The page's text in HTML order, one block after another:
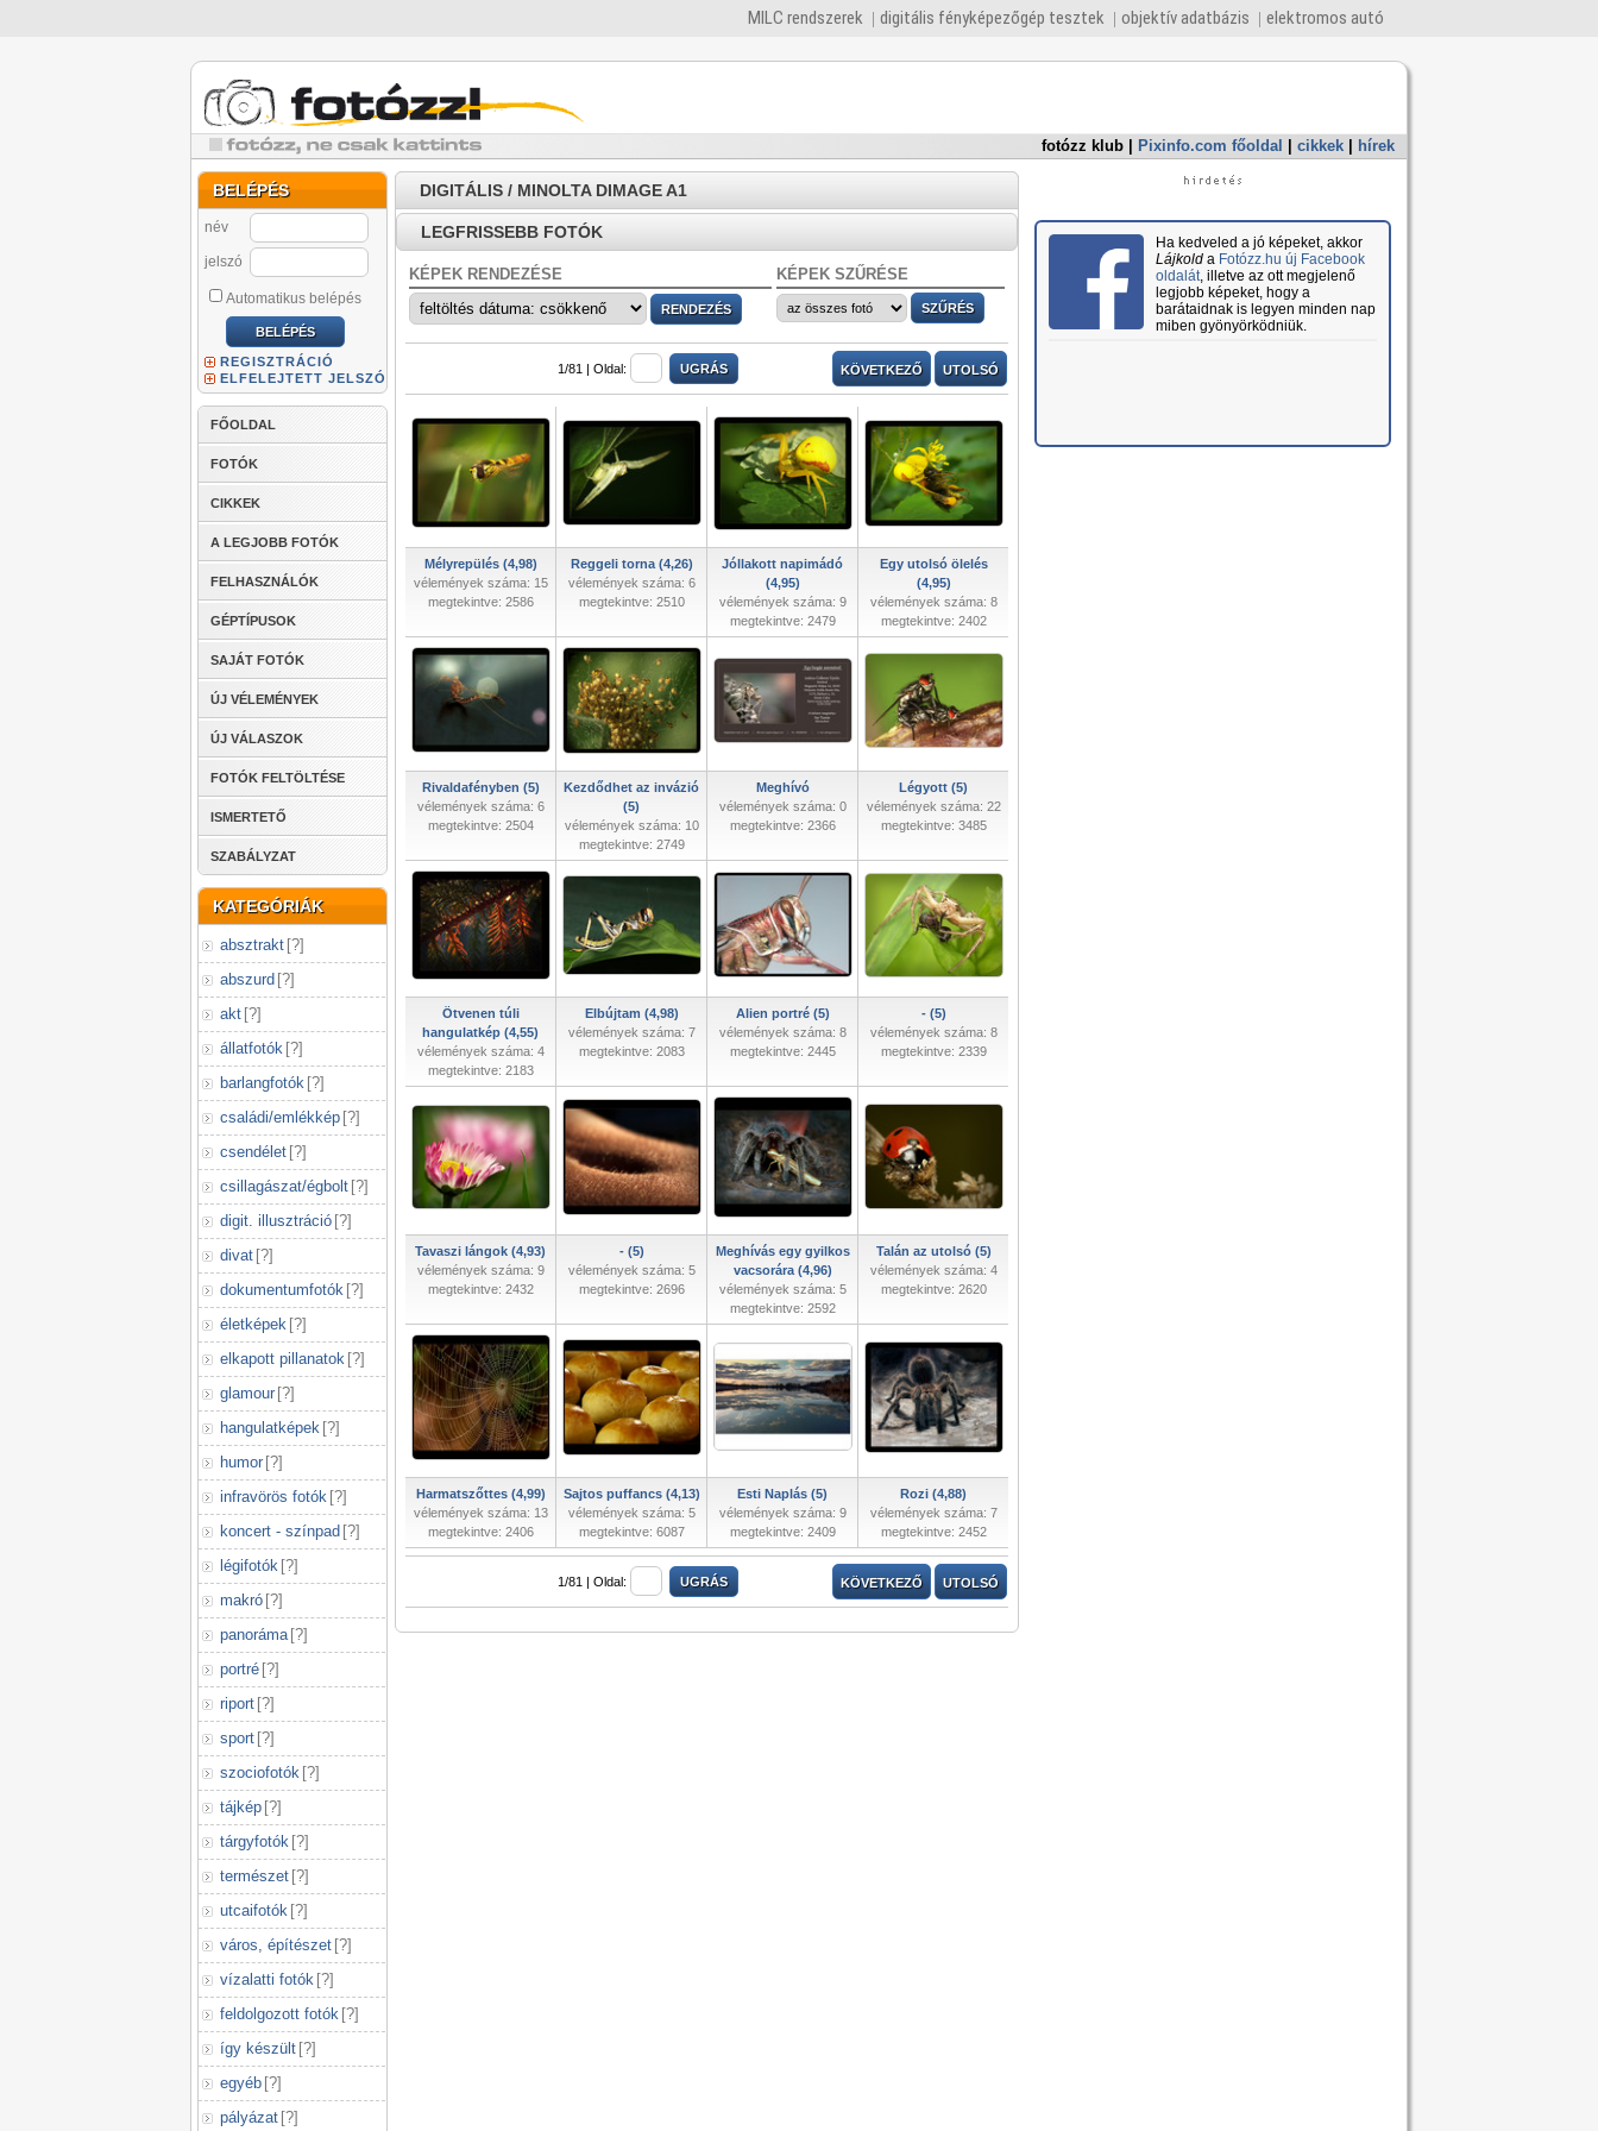
MILC rendszerek digitális fényképezőgép tesztek objektív adatbázis elektromos autó
fotózz klub Pixinfo.com főoldal cikkek hírek
BELÉPÉS
név
jelszó
Automatikus belépés
REGISZTRÁCIÓ
ELFELEJTETT JELSZÓ
FŐOLDAL
FOTÓK
CIKKEK
A LEGJOBB FOTÓK
FELHASZNÁLÓK
GÉPTÍPUSOK
SAJÁT FOTÓK
ÚJ VÉLEMÉNYEK
ÚJ VÁLASZOK
FOTÓK FELTÖLTÉSE
ISMERTETŐ
SZABÁLYZAT
KATEGÓRIÁK
absztrakt [?]
abszurd [?]
akt [?]
állatfotók [?]
barlangfotók [?]
családi/emlékkép [?]
csendélet [?]
csillagászat/égbolt [?]
digit. illusztráció [?]
divat [?]
dokumentumfotók [?]
életképek [?]
elkapott pillanatok [?]
glamour [?]
hangulatképek [?]
humor [?]
infravörös fotók [?]
koncert - színpad [?]
légifotók [?]
makró [?]
panoráma [?]
portré [?]
riport [?]
sport [?]
szociofotók [?]
tájkép [?]
tárgyfotók [?]
természet [?]
utcaifotók [?]
város, építészet [?]
vízalatti fotók [?]
feldolgozott fotók [?]
így készült [?]
egyéb [?]
pályázat [?]
DIGITÁLIS / MINOLTA DIMAGE A1
LEGFRISSEBB FOTÓK
KÉPEK RENDEZÉSE KÉPEK SZŰRÉSE
1/81 | Oldal: KÖVETKEZŐ UTOLSÓ
Mélyrepülés (4,98)
vélemények száma: 15
megtekintve: 2586
Reggeli torna (4,26)
vélemények száma: 6
megtekintve: 2510
Jóllakott napimádó
(4,95)
vélemények száma: 9
megtekintve: 2479
Egy utolsó ölelés
(4,95)
vélemények száma: 8
megtekintve: 2402
Rivaldafényben (5)
vélemények száma: 6
megtekintve: 2504
Kezdődhet az invázió
(5)
vélemények száma: 10
megtekintve: 2749
Meghívó
vélemények száma: 0
megtekintve: 2366
Légyott (5)
vélemények száma: 22
megtekintve: 3485
Ötvenen túli
hangulatkép (4,55)
vélemények száma: 4
megtekintve: 2183
Elbújtam (4,98)
vélemények száma: 7
megtekintve: 2083
Alien portré (5)
vélemények száma: 8
megtekintve: 2445
- (5)
vélemények száma: 8
megtekintve: 2339
Tavaszi lángok (4,93)
vélemények száma: 9
megtekintve: 2432
- (5)
vélemények száma: 5
megtekintve: 2696
Meghívás egy gyilkos
vacsorára (4,96)
vélemények száma: 5
megtekintve: 2592
Talán az utolsó (5)
vélemények száma: 4
megtekintve: 2620
Harmatszőttes (4,99)
vélemények száma: 13
megtekintve: 2406
Sajtos puffancs (4,13)
vélemények száma: 5
megtekintve: 6087
Esti Naplás (5)
vélemények száma: 9
megtekintve: 2409
Rozi (4,88)
vélemények száma: 7
megtekintve: 2452
1/81 | Oldal: KÖVETKEZŐ UTOLSÓ
Ha kedveled a jó képeket, akkor
Lájkolda Fotózz.hu új Facebook
oldalát, illetve az ott megjelenő
legjobb képeket, hogy a
barátaidnak is legyen minden nap
miben gyönyörködniük.